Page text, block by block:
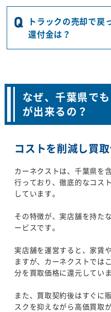
トラックの売却で戻
還付金は？
なぜ、千葉県で
が出来るの？
コストを削減し買
カーネクストは、千葉県を
行っており、徹底的なコス
しています。
その特徴が、実店舗を持た
ービスです。
実店舗を運営すると、家賃
ますが、カーネクストでは
分を買取価格に還元していま
また、買取契約後はすぐに
スクを抑えながら高価買取